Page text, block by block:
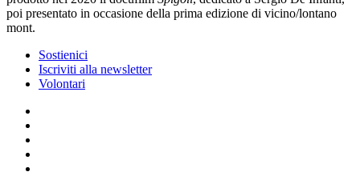
poi presentato in occasione della prima edizione di vicino/lontano
mont.
Sostienici
Iscriviti alla newsletter
Volontari